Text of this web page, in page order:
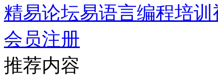
精易论坛易语言编程培
会员注册
推荐内容